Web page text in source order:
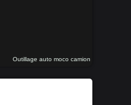
Outillage auto moco camion